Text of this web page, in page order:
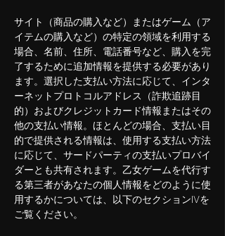
サイト（商品の購入など）またはゲーム（ア
イテムの購入など）の特定の領域を利用する
場合、名前、住所、電話番号など、購入を完
了するために追加情報を提供する必要があり
ます。選択した支払い方法に応じて、インタ
ーネットプロトコルアドレス（詐欺追跡目
的）およびクレジットカード情報またはその
他の支払い情報。ほとんどの場合、支払い目
的で提供される情報は、使用する支払い方法
に応じて、サードパーティの支払いプロバイ
ダーとも共有されます。乙女ゲームを代行す
る第三者があなたの個人情報をどのように使
用するかについては、以下のセクションIVを
ご覧ください。